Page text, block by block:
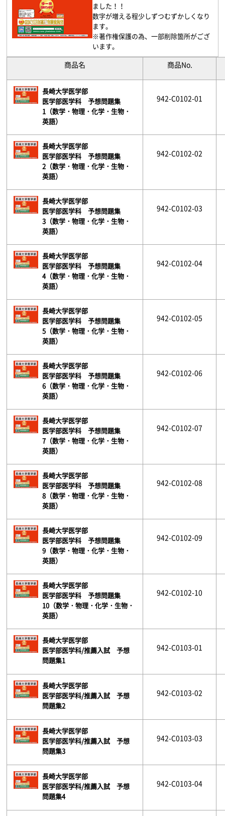
ました！！
数字が増える程少しずつむずかしくなり
ます。
※著作権保護の為、一部削除箇所がござ
います。
商品名 商品No.
長崎大学医学部
医学部医学科 予想問題集
1（数学・物理・化学・生物・
英語）
942-C0102-01
長崎大学医学部
医学部医学科 予想問題集
2（数学・物理・化学・生物・
英語）
942-C0102-02
長崎大学医学部
医学部医学科 予想問題集
3（数学・物理・化学・生物・
英語）
942-C0102-03
長崎大学医学部
医学部医学科 予想問題集
4（数学・物理・化学・生物・
英語）
942-C0102-04
長崎大学医学部
医学部医学科 予想問題集
5（数学・物理・化学・生物・
英語）
942-C0102-05
長崎大学医学部
医学部医学科 予想問題集
6（数学・物理・化学・生物・
英語）
942-C0102-06
長崎大学医学部
医学部医学科 予想問題集
7（数学・物理・化学・生物・
英語）
942-C0102-07
長崎大学医学部
医学部医学科 予想問題集
8（数学・物理・化学・生物・
英語）
942-C0102-08
長崎大学医学部
医学部医学科 予想問題集
9（数学・物理・化学・生物・
英語）
942-C0102-09
長崎大学医学部
医学部医学科 予想問題集
10（数学・物理・化学・生物・
英語）
942-C0102-10
長崎大学医学部
医学部医学科/推薦入試 予想
問題集1
942-C0103-01
長崎大学医学部
医学部医学科/推薦入試 予想
問題集2
942-C0103-02
長崎大学医学部
医学部医学科/推薦入試 予想
問題集3
942-C0103-03
長崎大学医学部
医学部医学科/推薦入試 予想
問題集4
942-C0103-04